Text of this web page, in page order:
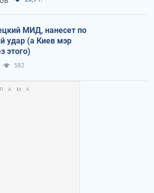
МИД, нанесет по
удар (а Киев мэр
этого)
582